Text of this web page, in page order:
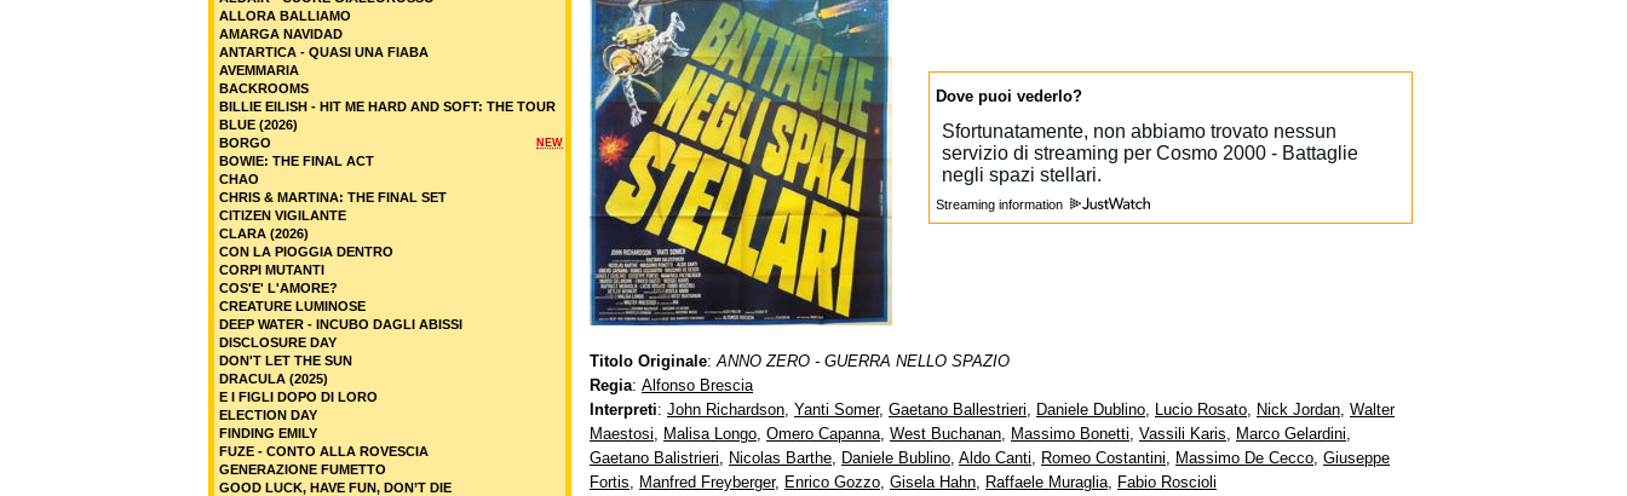
Dove puoi vederlo?
Streaming information
Titolo Originale:ANNO ZERO - GUERRA NELLO SPAZIO
Regia: Alfonso Brescia
Interpreti: John Richardson, Yanti Somer, Gaetano Ballestrieri, Daniele Dublino, Lucio Rosato, Nick Jordan, Walter
Maestosi, Malisa Longo, Omero Capanna, West Buchanan, Massimo Bonetti, Vassili Karis, Marco Gelardini,
Gaetano Balistrieri, Nicolas Barthe, Daniele Bublino, Aldo Canti, Romeo Costantini, Massimo De Cecco, Giuseppe
Fortis, Manfred Freyberger, Enrico Gozzo, Gisela Hahn, Raffaele Muraglia, Fabio Roscioli
ALLORA BALLIAMO
AMARGA NAVIDAD
ANTARTICA - QUASI UNA FIABA
AVEMMARIA
BACKROOMS
BILLIE EILISH - HIT ME HARD AND SOFT: THE TOUR
BLUE (2026)
NEW
BORGO
BOWIE: THE FINAL ACT
CHAO
CHRIS & MARTINA: THE FINAL SET
CITIZEN VIGILANTE
CLARA (2026)
CON LA PIOGGIA DENTRO
CORPI MUTANTI
COS'E' L'AMORE?
CREATURE LUMINOSE
DEEP WATER - INCUBO DAGLI ABISSI
DISCLOSURE DAY
DON'T LET THE SUN
DRACULA (2025)
E I FIGLI DOPO DI LORO
ELECTION DAY
FINDING EMILY
FUZE - CONTO ALLA ROVESCIA
GENERAZIONE FUMETTO
GOOD LUCK, HAVE FUN, DON’T DIE